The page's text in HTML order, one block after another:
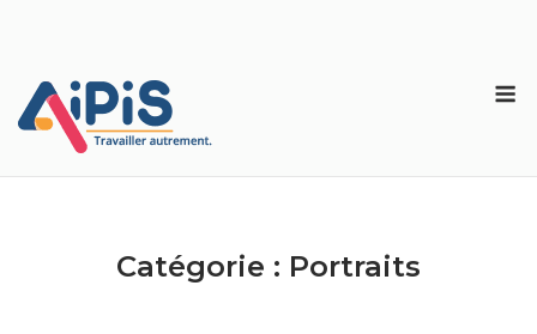
Catégorie : Portraits